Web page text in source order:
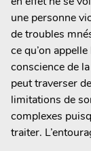
une personne
de troubles
ce qu’on
conscience de
peut traverser
limitations de
complexes
traiter.